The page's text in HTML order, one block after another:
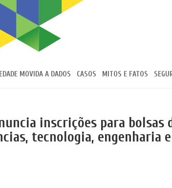
MOVIDA A DADOS CASOS MITOS E FATOS
inscrições para bolsas
tecnologia, engenharia